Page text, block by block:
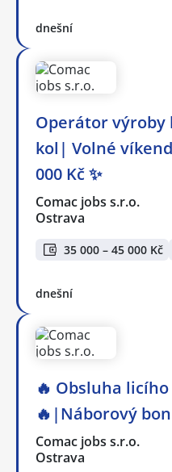
dnešní
Operátor výroby
kol| Volné
000 Kč ✨
Comac jobs s.r.o.
Ostrava
35 000 – 45 000 Kč
dnešní
🔥 Obsluha
🔥|Náborový
Comac jobs s.r.o.
Ostrava